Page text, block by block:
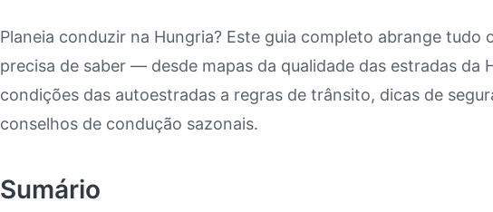
Conduzir na Hungria: Mapa da
Planeia conduzir na Hungria? Este guia completo abrange tudo
precisa de saber — desde mapas da qualidade das estradas da
condições das autoestradas a regras de trânsito, dicas de
conselhos de condução sazonais.
Sumário